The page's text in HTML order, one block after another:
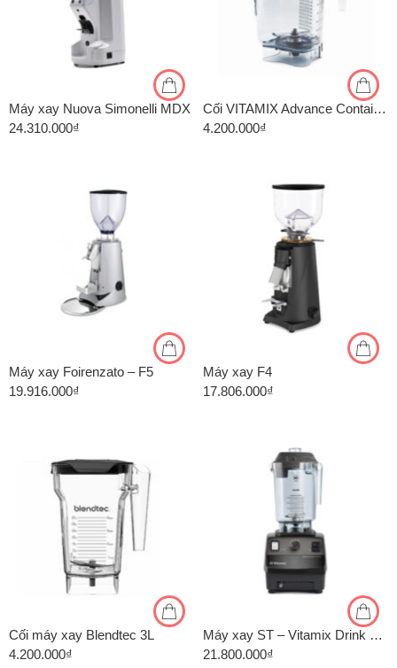
Máy xay Nuova Simonelli MDX
24.310.000₫
Cối VITAMIX Advance Container + Lid Complete – For XP Container ( VM0127)
4.200.000₫
Máy xay Foirenzato – F5
19.916.000₫
Máy xay F4
17.806.000₫
Cối máy xay Blendtec 3L
4.200.000₫
Máy xay ST – Vitamix Drink Machine Advance VM0127
21.800.000₫